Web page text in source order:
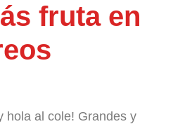
fruta en
hola al cole! Grandes y